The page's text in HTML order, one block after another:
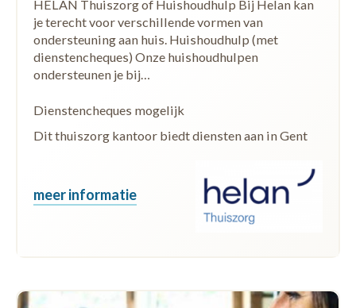
HELAN Thuiszorg of Huishoudhulp Bij Helan kan
je terecht voor verschillende vormen van
ondersteuning aan huis. Huishoudhulp (met
dienstencheques) Onze huishoudhulpen
ondersteunen je bij…
Dienstencheques mogelijk
Dit thuiszorg kantoor biedt diensten aan in Gent
meer informatie